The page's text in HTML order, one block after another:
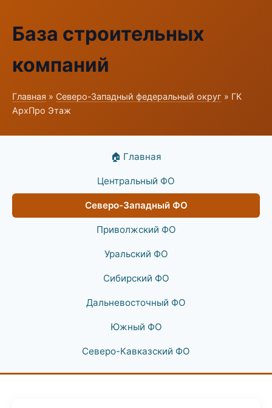
База строительных
компаний
Главная » Северо-Западный федеральный округ » ГК
АрхПро Этаж
🏠 Главная
Центральный ФО
Северо-Западный ФО
Приволжский ФО
Уральский ФО
Сибирский ФО
Дальневосточный ФО
Южный ФО
Северо-Кавказский ФО